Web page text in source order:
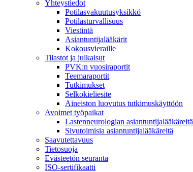
Yhteystiedot
Potilasvakuutusyksikkö
Potilasturvallisuus
Viestintä
Asiantuntijalääkärit
Kokousvieraille
Tilastot ja julkaisut
PVK:n vuosiraportit
Teemaraportit
Tutkimukset
Selkokieliesite
Aineiston luovutus tutkimuskäyttöön
Avoimet työpaikat
Lastenneurologian asiantuntijalääkäreitä
Sivutoimisia asiantuntijalääkäreitä
Saavutettavuus
Tietosuoja
Evästeetön seuranta
ISO-sertifikaatti